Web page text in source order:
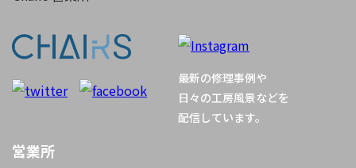
最新の修理事例や
日々の工房風景などを
配信しています。
営業所